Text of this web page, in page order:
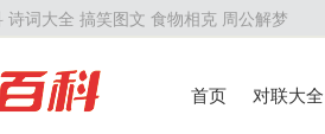
诗词大全 搞笑图文 食物相克 周公解梦
首页 对联大全